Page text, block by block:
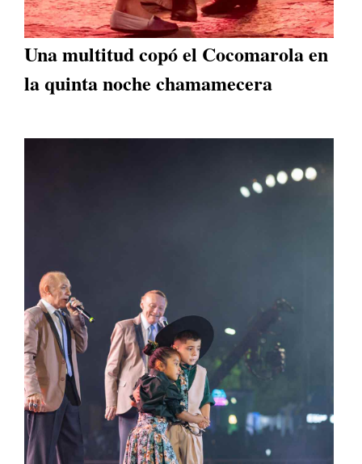
Una multitud copó el Cocomarola en
la quinta noche chamamecera